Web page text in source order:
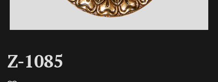
Z-1085